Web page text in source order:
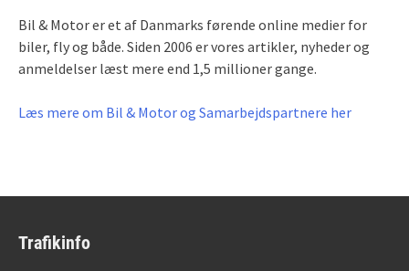
Bil & Motor er et af Danmarks førende online medier for
biler, fly og både. Siden 2006 er vores artikler, nyheder og
anmeldelser læst mere end 1,5 millioner gange.
Læs mere om Bil & Motor og Samarbejdspartnere her
Trafikinfo